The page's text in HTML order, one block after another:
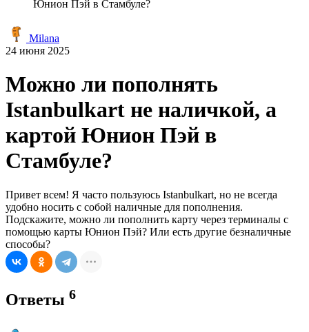
Юнион Пэй в Стамбуле?
Milana
24 июня 2025
Можно ли пополнять
Istanbulkart не наличкой, а
картой Юнион Пэй в
Стамбуле?
Привет всем! Я часто пользуюсь Istanbulkart, но не всегда
удобно носить с собой наличные для пополнения.
Подскажите, можно ли пополнить карту через терминалы с
помощью карты Юнион Пэй? Или есть другие безналичные
способы?
Ответы 6